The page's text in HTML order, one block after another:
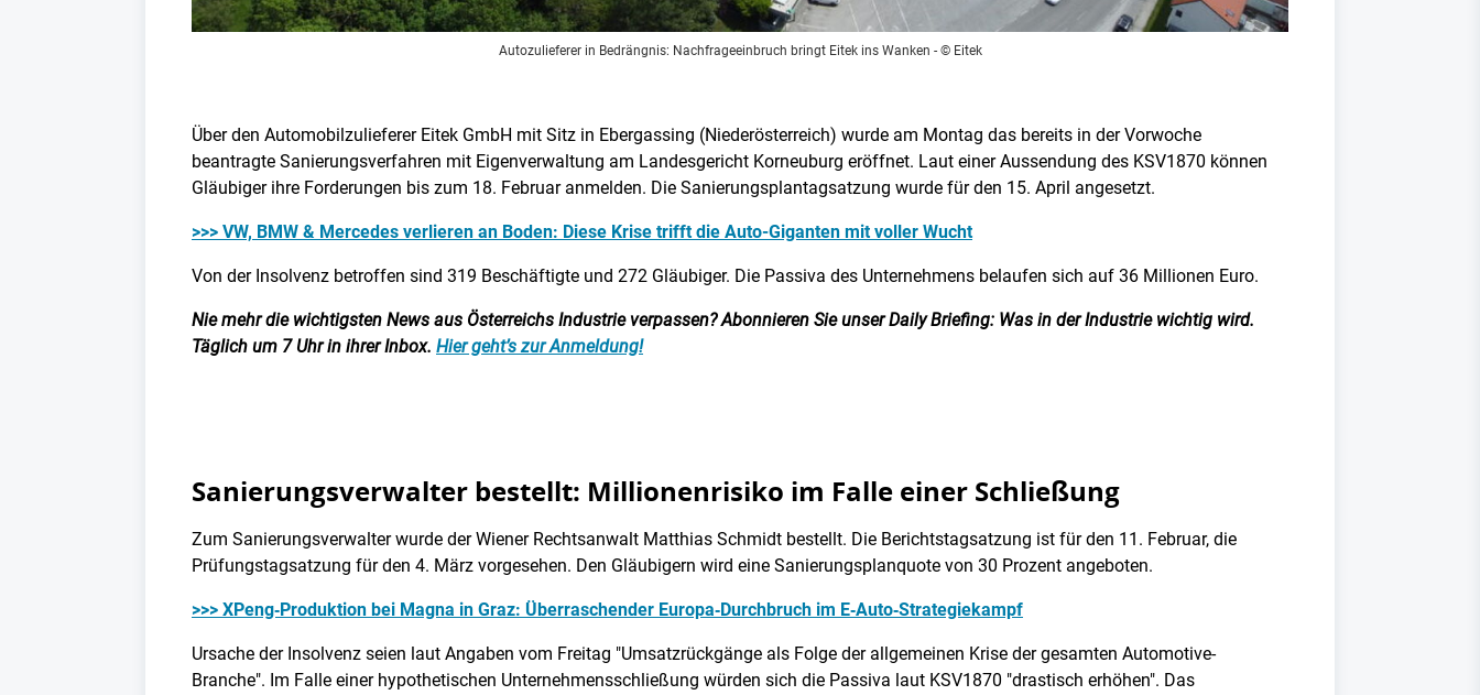
Autozulieferer in Bedrängnis: Nachfrageeinbruch bringt Eitek ins Wanken - © Eitek
Über den Automobilzulieferer Eitek GmbH mit Sitz in Ebergassing (Niederösterreich) wurde am Montag das bereits in der Vorwoche
beantragte Sanierungsverfahren mit Eigenverwaltung am Landesgericht Korneuburg eröffnet. Laut einer Aussendung des KSV1870 können
Gläubiger ihre Forderungen bis zum 18. Februar anmelden. Die Sanierungsplantagsatzung wurde für den 15. April angesetzt.
>>> VW, BMW & Mercedes verlieren an Boden: Diese Krise trifft die Auto-Giganten mit voller Wucht
Von der Insolvenz betroffen sind 319 Beschäftigte und 272 Gläubiger. Die Passiva des Unternehmens belaufen sich auf 36 Millionen Euro.
Nie mehr die wichtigsten News aus Österreichs Industrie verpassen? Abonnieren Sie unser Daily Briefing: Was in der Industrie wichtig wird.
Täglich um 7 Uhr in ihrer Inbox. Hier geht’s zur Anmeldung!
Sanierungsverwalter bestellt: Millionenrisiko im Falle einer Schließung
Zum Sanierungsverwalter wurde der Wiener Rechtsanwalt Matthias Schmidt bestellt. Die Berichtstagsatzung ist für den 11. Februar, die
Prüfungstagsatzung für den 4. März vorgesehen. Den Gläubigern wird eine Sanierungsplanquote von 30 Prozent angeboten.
>>> XPeng‑Produktion bei Magna in Graz: Überraschender Europa‑Durchbruch im E‑Auto‑Strategiekampf
Ursache der Insolvenz seien laut Angaben vom Freitag "Umsatzrückgänge als Folge der allgemeinen Krise der gesamten Automotive-
Branche". Im Falle einer hypothetischen Unternehmensschließung würden sich die Passiva laut KSV1870 "drastisch erhöhen". Das